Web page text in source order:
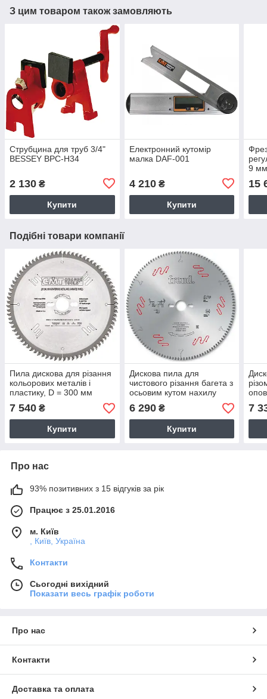
З цим товаром також замовляють
Струбцина для труб 3/4"
BESSEY BPC-H34
2 130 ₴
Купити
Електронний кутомір
малка DAF-001
4 210₴
Купити
9
15
Подібні товари компанії
Пила дискова для різання
кольорових металів і
пластику, D = 300 мм
(СМТ, Італія)
7 540 ₴
Купити
Дискова пила для
чистового різання багета з
осьовим кутом нахилу
зубців D = 305 мм (Freud,
Італія)
6 290₴
Купити
7
Про нас
93% позитивних з 15 відгуків за рік
Працює з 25.01.2016
м. Київ
, Київ, Україна
Контакти
Сьогодні вихідний
Показати весь графік роботи
Про нас
Контакти
Доставка та оплата